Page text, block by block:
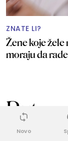
ZNATE LI?
Žene koje žele
moraju da
Novo